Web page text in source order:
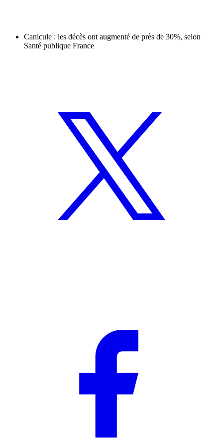
Canicule : les décès ont augmenté de près de 30%, selon
Santé publique France